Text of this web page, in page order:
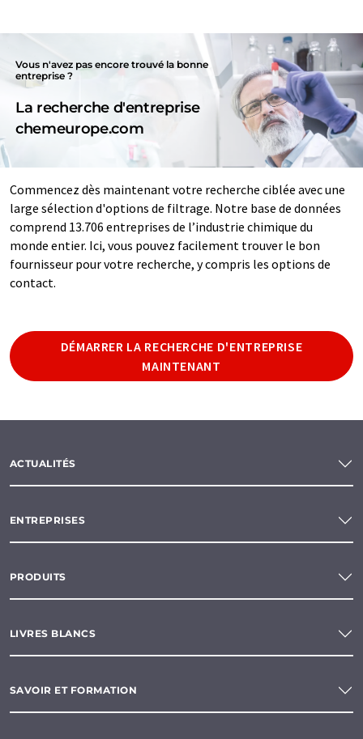
Vous n'avez pas encore trouvé la bonne
entreprise ?
La recherche d'entreprise
chemeurope.com
Commencez dès maintenant votre recherche ciblée avec une
large sélection d'options de filtrage. Notre base de données
comprend 13.706 entreprises de l’industrie chimique du
monde entier. Ici, vous pouvez facilement trouver le bon
fournisseur pour votre recherche, y compris les options de
contact.
DÉMARRER LA RECHERCHE D'ENTREPRISE
MAINTENANT
ACTUALITÉS
ENTREPRISES
PRODUITS
LIVRES BLANCS
SAVOIR ET FORMATION